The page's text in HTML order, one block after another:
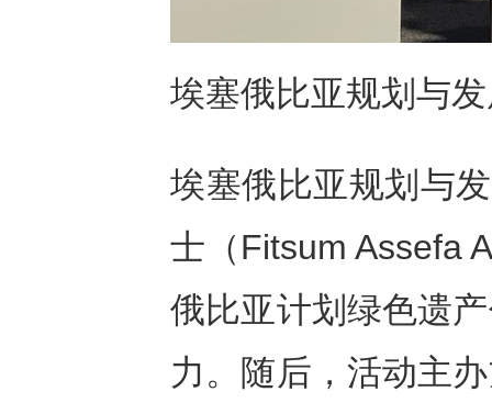
埃塞俄比亚规划与
埃塞俄比亚规划与
士（Fitsum Assefa
俄比亚计划绿色遗
力。随后，活动主